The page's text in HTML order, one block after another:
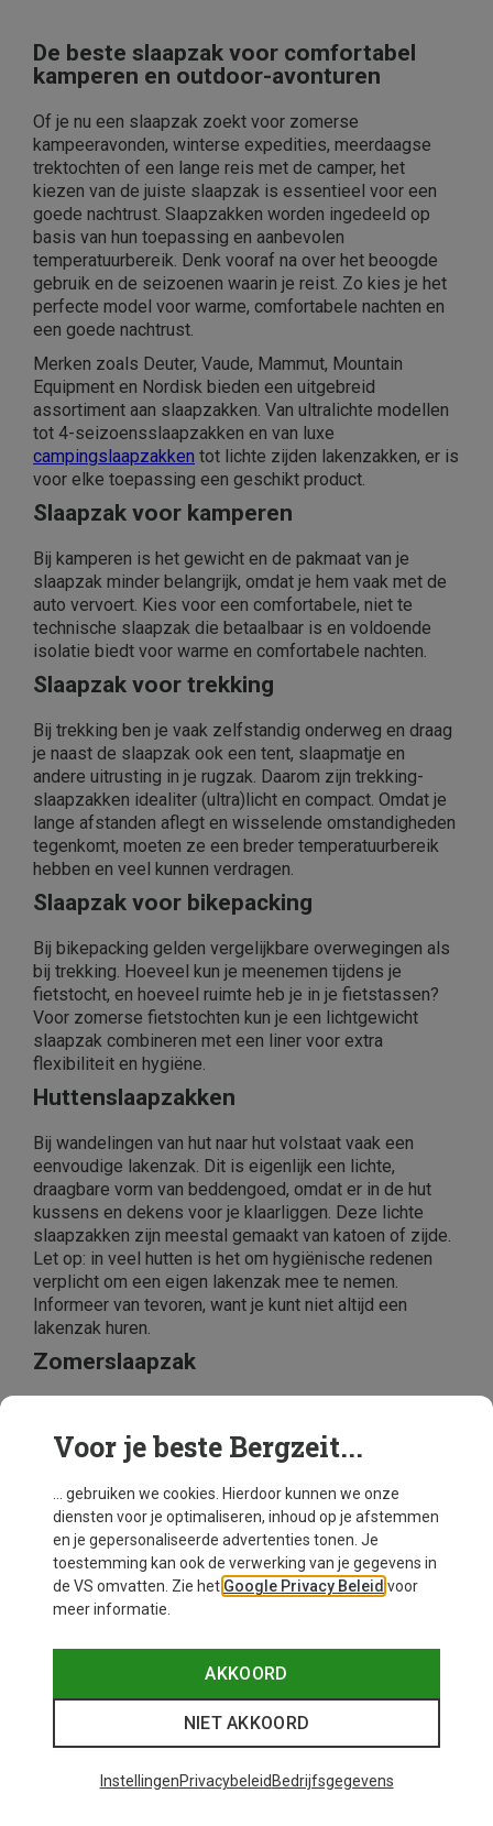
De beste slaapzak voor comfortabel
kamperen en outdoor-avonturen
Of je nu een slaapzak zoekt voor zomerse
kampeeravonden, winterse expedities, meerdaagse
trektochten of een lange reis met de camper, het
kiezen van de juiste slaapzak is essentieel voor een
goede nachtrust. Slaapzakken worden ingedeeld op
basis van hun toepassing en aanbevolen
temperatuurbereik. Denk vooraf na over het beoogde
gebruik en de seizoenen waarin je reist. Zo kies je het
perfecte model voor warme, comfortabele nachten en
een goede nachtrust.
Merken zoals Deuter, Vaude, Mammut, Mountain
Equipment en Nordisk bieden een uitgebreid
assortiment aan slaapzakken. Van ultralichte modellen
tot 4-seizoensslaapzakken en van luxe
campingslaapzakken tot lichte zijden lakenzakken, er is
voor elke toepassing een geschikt product.
Slaapzak voor kamperen
Bij kamperen is het gewicht en de pakmaat van je
slaapzak minder belangrijk, omdat je hem vaak met de
auto vervoert. Kies voor een comfortabele, niet te
technische slaapzak die betaalbaar is en voldoende
isolatie biedt voor warme en comfortabele nachten.
Slaapzak voor trekking
Bij trekking ben je vaak zelfstandig onderweg en draag
je naast de slaapzak ook een tent, slaapmatje en
andere uitrusting in je rugzak. Daarom zijn trekking-
slaapzakken idealiter (ultra)licht en compact. Omdat je
lange afstanden aflegt en wisselende omstandigheden
tegenkomt, moeten ze een breder temperatuurbereik
hebben en veel kunnen verdragen.
Slaapzak voor bikepacking
Bij bikepacking gelden vergelijkbare overwegingen als
bij trekking. Hoeveel kun je meenemen tijdens je
fietstocht, en hoeveel ruimte heb je in je fietstassen?
Voor zomerse fietstochten kun je een lichtgewicht
slaapzak combineren met een liner voor extra
flexibiliteit en hygiëne.
Huttenslaapzakken
Bij wandelingen van hut naar hut volstaat vaak een
eenvoudige lakenzak. Dit is eigenlijk een lichte,
draagbare vorm van beddengoed, omdat er in de hut
kussens en dekens voor je klaarliggen. Deze lichte
slaapzakken zijn meestal gemaakt van katoen of zijde.
Let op: in veel hutten is het om hygiënische redenen
verplicht om een eigen lakenzak mee te nemen.
Informeer van tevoren, want je kunt niet altijd een
lakenzak huren.
Zomerslaapzak
+10°C en hoger. Perfect voor kamperen, wandelen in
warme streken of als iets warmere lakenzak. Ze zijn
zomervakanties.
Winterslaapzak
Winterslaapzakkenworden vaak 4-seizoens-
slaapzakken genoemd, maar die term kan misleidend
temperaturen van -10°C en lager en zijn dus geschikt
voor de koudste maanden. Je kunt ze ook in de lente
en herfst gebruiken, afhankelijk van de
nachttemperaturen en je bestemming.
Hoe kies je de juiste maat slaapzak?
De lengte van je slaapzak moet passen bij jouw
Voor je beste Bergzeit...
... gebruiken we cookies. Hierdoor kunnen we onze
diensten voor je optimaliseren, inhoud op je afstemmen
en je gepersonaliseerde advertenties tonen. Je
toestemming kan ook de verwerking van je gegevens in
de VS omvatten. Zie het Google Privacy Beleid voor
meer informatie.
AKKOORD
NIET AKKOORD
InstellingenPrivacybeleid Bedrijfsgegevens